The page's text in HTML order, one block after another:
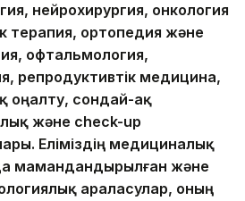
нейрохирургия, онкология
терапия, ортопедия және
офтальмология,
репродуктивтік медицина,
оңалту, сондай-ақ
және check-up
Еліміздің медициналық
мамандандырылған және
араласулар, оның